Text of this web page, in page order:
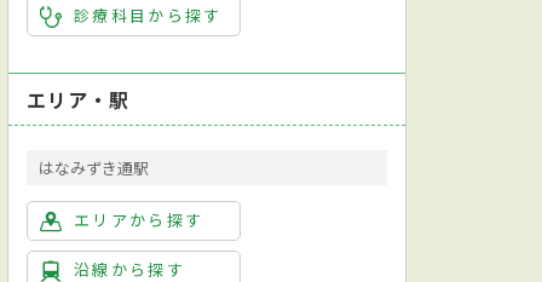
診療科目から探す
エリア・駅
はなみずき通駅
エリアから探す
沿線から探す